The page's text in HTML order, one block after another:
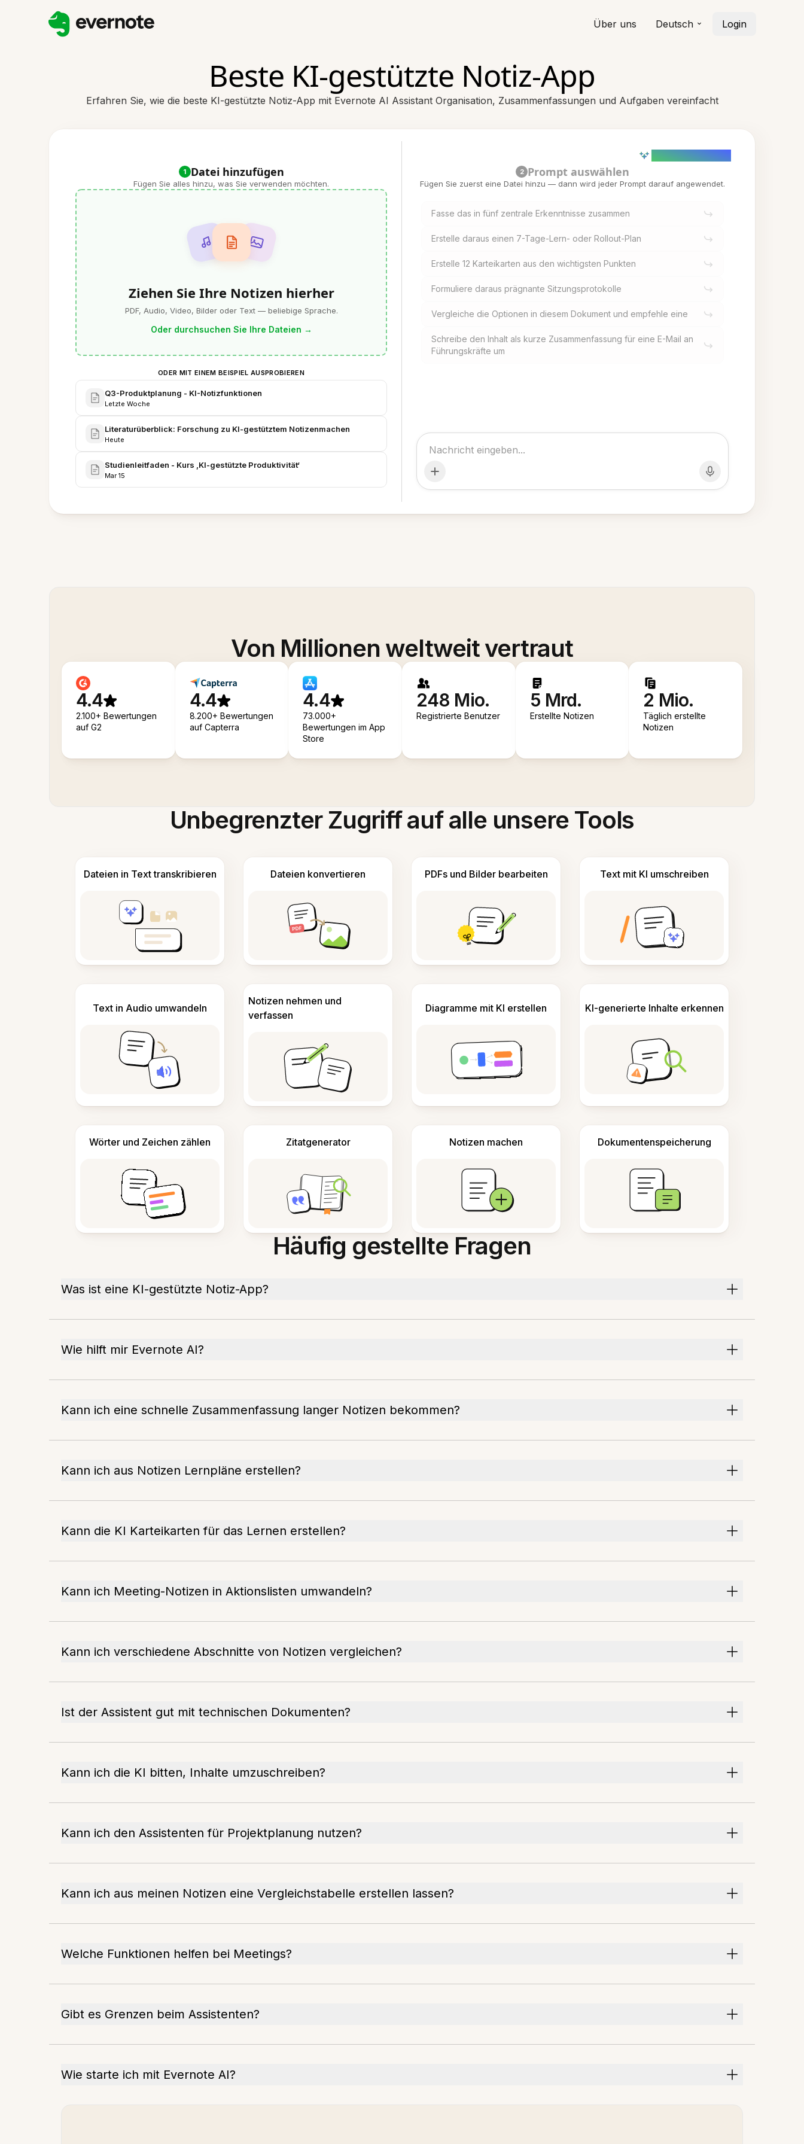
Über uns Deutsch Login
Beste KI-gestützte Notiz-App
Erfahren Sie, wie die beste KI-gestützte Notiz-App mit Evernote AI Assistant Organisation, Zusammenfassungen und Aufgaben vereinfacht
1 Datei hinzufügen
Fügen Sie alles hinzu, was Sie verwenden möchten.
Ziehen Sie Ihre Notizen hierher
PDF, Audio, Video, Bilder oder Text — beliebige Sprache.
Oder durchsuchen Sie Ihre Dateien →
ODER MIT EINEM BEISPIEL AUSPROBIEREN
Q3-Produktplanung - KI-Notizfunktionen
Letzte Woche
Literaturüberblick: Forschung zu KI-gestütztem Notizenmachen
Heute
Studienleitfaden - Kurs ‚KI-gestützte Produktivität‘
Mar 15
2 Prompt auswählen
Fügen Sie zuerst eine Datei hinzu — dann wird jeder Prompt darauf angewendet.
Fasse das in fünf zentrale Erkenntnisse zusammen
Erstelle daraus einen 7-Tage-Lern- oder Rollout-Plan
Erstelle 12 Karteikarten aus den wichtigsten Punkten
Formuliere daraus prägnante Sitzungsprotokolle
Vergleiche die Optionen in diesem Dokument und empfehle eine
Schreibe den Inhalt als kurze Zusammenfassung für eine E-Mail an
Führungskräfte um
Von Millionen weltweit vertraut
4.4
2.100+ Bewertungen
auf G2
4.4
8.200+ Bewertungen
auf Capterra
4.4
73.000+
Bewertungen im App
Store
248 Mio.
Registrierte Benutzer
5 Mrd.
Erstellte Notizen
2 Mio.
Täglich erstellte
Notizen
Unbegrenzter Zugriff auf alle unsere Tools
Dateien in Text transkribieren Dateien konvertieren PDFs und Bilder bearbeiten Text mit KI umschreiben
Text in Audio umwandeln
Notizen nehmen und
verfassen
Diagramme mit KI erstellen KI-generierte Inhalte erkennen
Wörter und Zeichen zählen Zitatgenerator Notizen machen Dokumentenspeicherung
Häufig gestellte Fragen
Was ist eine KI-gestützte Notiz-App?
Wie hilft mir Evernote AI?
Kann ich eine schnelle Zusammenfassung langer Notizen bekommen?
Kann ich aus Notizen Lernpläne erstellen?
Kann die KI Karteikarten für das Lernen erstellen?
Kann ich Meeting-Notizen in Aktionslisten umwandeln?
Kann ich verschiedene Abschnitte von Notizen vergleichen?
Ist der Assistent gut mit technischen Dokumenten?
Kann ich die KI bitten, Inhalte umzuschreiben?
Kann ich den Assistenten für Projektplanung nutzen?
Kann ich aus meinen Notizen eine Vergleichstabelle erstellen lassen?
Welche Funktionen helfen bei Meetings?
Gibt es Grenzen beim Assistenten?
Wie starte ich mit Evernote AI?